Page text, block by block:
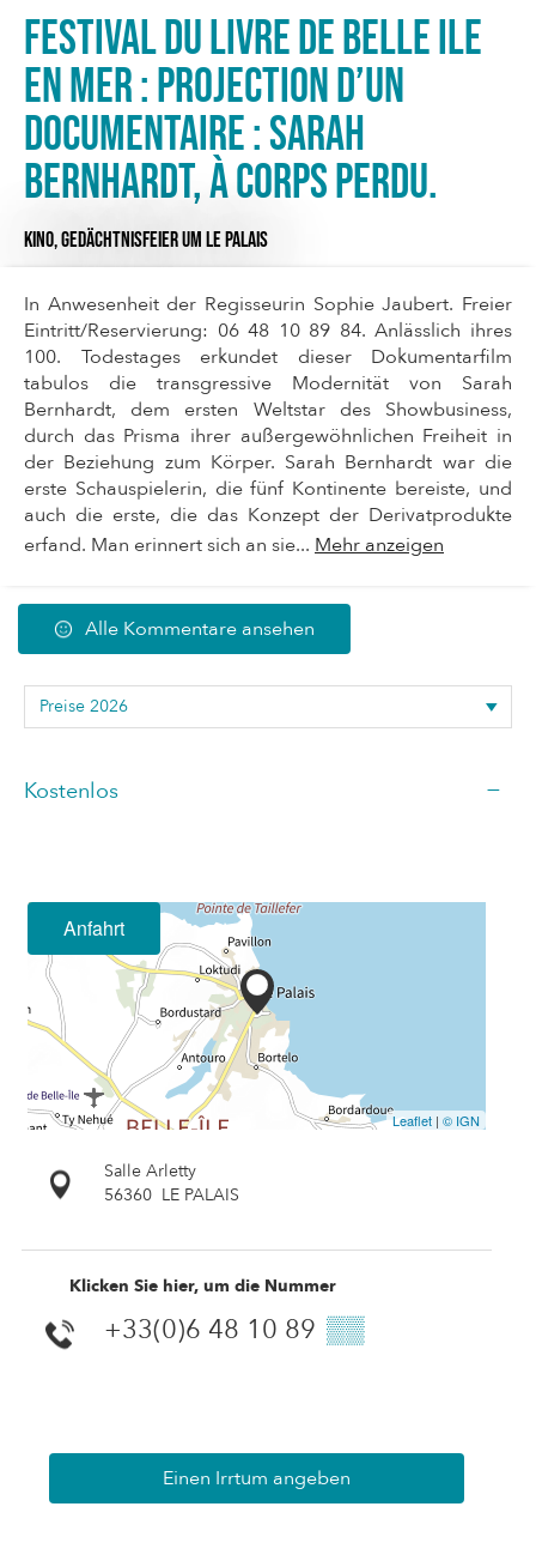
Festival du livre de Belle Ile
en Mer : Projection d’un
documentaire : Sarah
Bernhardt, à corps perdu.
KINO,GEDÄCHTNISFEIERUM LE PALAIS
In Anwesenheit der Regisseurin Sophie Jaubert. Freier
Eintritt/Reservierung: 06 48 10 89 84. Anlässlich ihres
100. Todestages erkundet dieser Dokumentarfilm
tabulos die transgressive Modernität von Sarah
Bernhardt, dem ersten Weltstar des Showbusiness,
durch das Prisma ihrer außergewöhnlichen Freiheit in
der Beziehung zum Körper. Sarah Bernhardt war die
erste Schauspielerin, die fünf Kontinente bereiste, und
auch die erste, die das Konzept der Derivatprodukte
erfand. Man erinnert sich an sie... Mehr anzeigen
Alle Kommentare ansehen
Kostenlos —
Anfahrt
Leaflet | © IGN
Salle Arletty
56360 LE PALAIS
Klicken Sie hier, um die Nummer
+33(0)6 48 10 89 ▒▒
Einen Irrtum angeben